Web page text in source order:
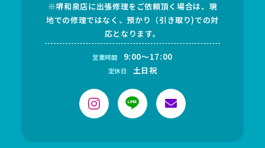
※堺和泉店に出張修理をご依頼頂く場合は、現
地での修理ではなく、預かり（引き取り)での対
応となります。
営業時間 9:00～17:00
定休日 土日祝